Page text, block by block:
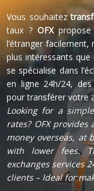
Vous souhaitez
taux ? OFXpropose
l’étranger
plus intéressants
se spécialise dans
en ligne 24h/24,
pour transférer votre
Looking for a
rates? OFX
money overseas, at
with lower fees.
exchanges services
clients – Ideal for